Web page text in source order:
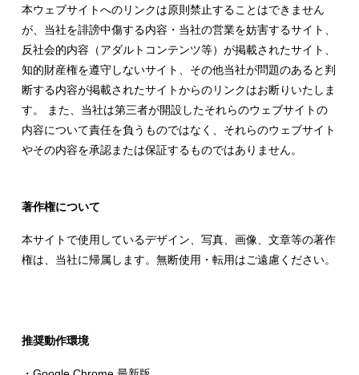
本ウェブサイトへのリンクは原則禁止することはできません
が、当社を誹謗中傷する内容・当社の営業を妨害するサイト、
反社会的内容（アダルトコンテンツ等）が掲載されたサイト、
知的財産権を遵守しないサイト、その他当社が問題のあると判
断する内容が掲載されたサイトからのリンクはお断りいたしま
す。 また、当社は第三者が開設したそれらのウェブサイトの
内容について責任を負うものではなく、それらのウェブサイト
やその内容を承認または保証するものではありません。
著作権について
本サイトで使用しているデザイン、写真、画像、文章等の著作
権は、当社に帰属します。無断使用・転用はご遠慮ください。
推奨動作環境